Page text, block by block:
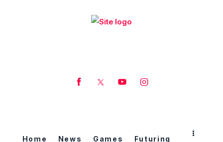
Home News Games Futuring